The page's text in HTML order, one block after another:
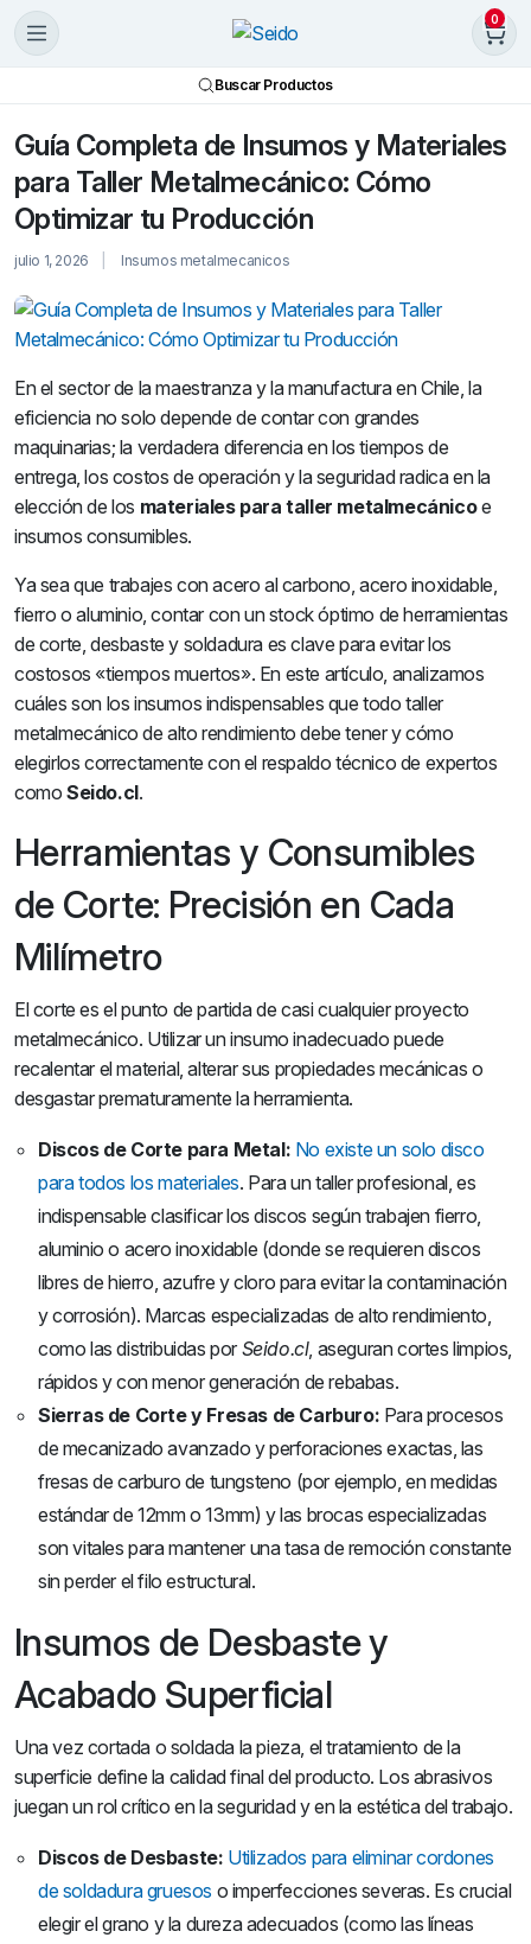
0
Buscar Productos
Guía Completa de Insumos y Materiales
para Taller Metalmecánico: Cómo
Optimizar tu Producción
julio 1, 2026 Insumos metalmecanicos
En el sector de la maestranza y la manufactura en Chile, la
eficiencia no solo depende de contar con grandes
maquinarias; la verdadera diferencia en los tiempos de
entrega, los costos de operación y la seguridad radica en la
elección de los materiales para taller metalmecánicoe
insumos consumibles.
Ya sea que trabajes con acero al carbono, acero inoxidable,
fierro o aluminio, contar con un stock óptimo de herramientas
de corte, desbaste y soldadura es clave para evitar los
costosos «tiempos muertos». En este artículo, analizamos
cuáles son los insumos indispensables que todo taller
metalmecánico de alto rendimiento debe tener y cómo
elegirlos correctamente con el respaldo técnico de expertos
como Seido.cl.
Herramientas y Consumibles
de Corte: Precisión en Cada
Milímetro
El corte es el punto de partida de casi cualquier proyecto
metalmecánico. Utilizar un insumo inadecuado puede
recalentar el material, alterar sus propiedades mecánicas o
desgastar prematuramente la herramienta.
Discos de Corte para Metal: No existe un solo disco
para todos los materiales. Para un taller profesional, es
indispensable clasificar los discos según trabajen fierro,
aluminio o acero inoxidable (donde se requieren discos
libres de hierro, azufre y cloro para evitar la contaminación
y corrosión). Marcas especializadas de alto rendimiento,
como las distribuidas por Seido.cl, aseguran cortes limpios,
rápidos y con menor generación de rebabas.
Sierras de Corte y Fresas de Carburo: Para procesos
de mecanizado avanzado y perforaciones exactas, las
fresas de carburo de tungsteno (por ejemplo, en medidas
estándar de 12mm o 13mm) y las brocas especializadas
son vitales para mantener una tasa de remoción constante
sin perder el filo estructural.
Insumos de Desbaste y
Acabado Superficial
Una vez cortada o soldada la pieza, el tratamiento de la
superficie define la calidad final del producto. Los abrasivos
juegan un rol crítico en la seguridad y en la estética del trabajo.
Discos de Desbaste: Utilizados para eliminar cordones
de soldadura gruesos o imperfecciones severas. Es crucial
elegir el grano y la dureza adecuados (como las líneas